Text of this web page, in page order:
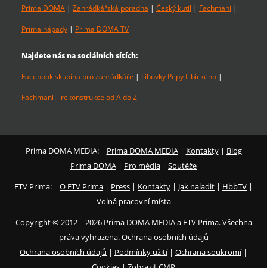
Prima DOMA | Zahrádkářská poradna | Český kutil | Fachmani |
Prima nápady | Prima DOMA TV
Najdete nás na sociálních sítích:
Facebook skupina pro zahrádkáře | Libovky Pepy Libického |
Fachmani – rekonstrukce od A do Z
Prima DOMA MEDIA: Prima DOMA MEDIA| Kontakty| Blog
Prima DOMA | Pro média | Soutěže
FTV Prima:
O FTV Prima | Press | Kontakty | Jak naladit | HbbTV |
Volná pracovní místa
Copyright © 2012 – 2026 Prima DOMA MEDIA a FTV Prima. Všechna
práva vyhrazena. Ochrana osobních údajů
Ochrana osobních údajů | Podmínky užití| Ochrana soukromí|